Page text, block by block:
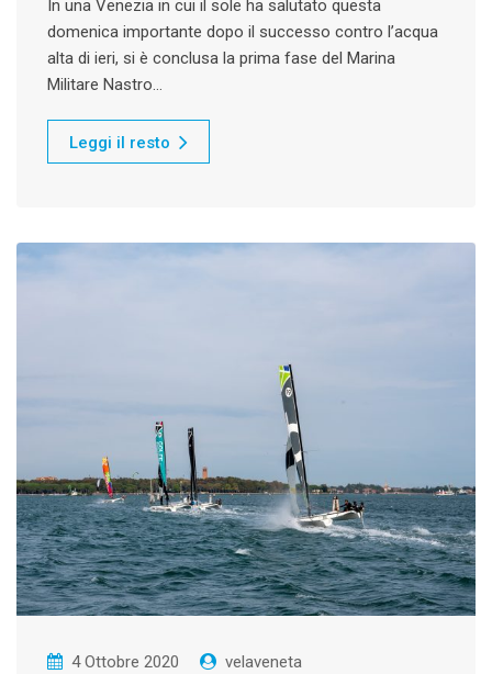
In una Venezia in cui il sole ha salutato questa
domenica importante dopo il successo contro l’acqua
alta di ieri, si è conclusa la prima fase del Marina
Militare Nastro…
Leggi il resto
4 Ottobre 2020 velaveneta